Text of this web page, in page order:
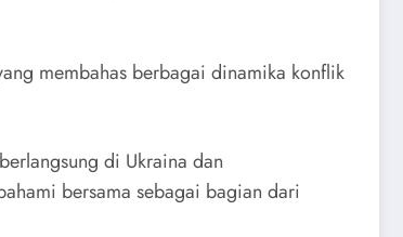
membahas berbagai dinamika konflik
di Ukraina dan
bersama sebagai bagian dari